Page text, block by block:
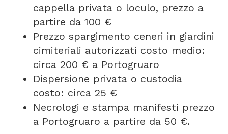
cappella privata o loculo, prezzo a
partire da 100 €
Prezzo spargimento ceneri in giardini
cimiteriali autorizzati costo medio:
circa 200 € a Portogruaro
Dispersione privata o custodia
costo: circa 25 €
Necrologi e stampa manifesti prezzo
a Portogruaro a partire da 50 €.